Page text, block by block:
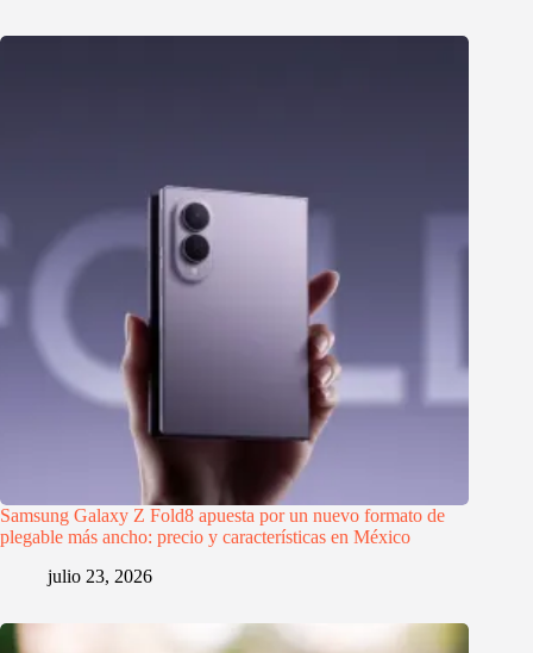
Samsung Galaxy Z Fold8 apuesta por un nuevo formato de
plegable más ancho: precio y características en México
julio 23, 2026